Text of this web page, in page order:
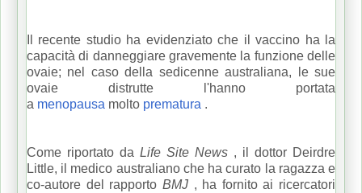
Il recente studio ha evidenziato che il vaccino ha la
capacità di danneggiare gravemente la funzione delle
ovaie; nel caso della sedicenne australiana, le sue
ovaie distrutte l'hanno portata
a menopausa molto prematura .
Come riportato da Life Site News , il dottor Deirdre
Little, il medico australiano che ha curato la ragazza e
co-autore del rapporto BMJ, ha fornito ai ricercatori